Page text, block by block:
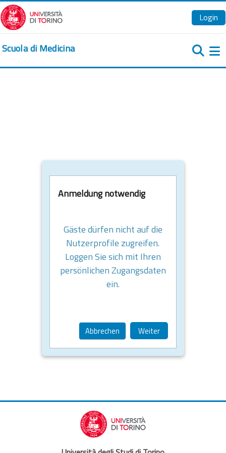
Zum Hauptinhalt
Login
Scuola di Medicina
Anmeldung notwendig
Gäste dürfen nicht auf die
Nutzerprofile zugreifen.
Loggen Sie sich mit Ihren
persönlichen Zugangsdaten
ein.
Abbrechen Weiter